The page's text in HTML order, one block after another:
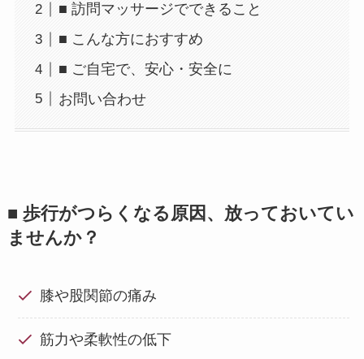
■ 訪問マッサージでできること
■ こんな方におすすめ
■ ご自宅で、安心・安全に
お問い合わせ
■ 歩行がつらくなる原因、放っておいてい
ませんか？
膝や股関節の痛み
筋力や柔軟性の低下